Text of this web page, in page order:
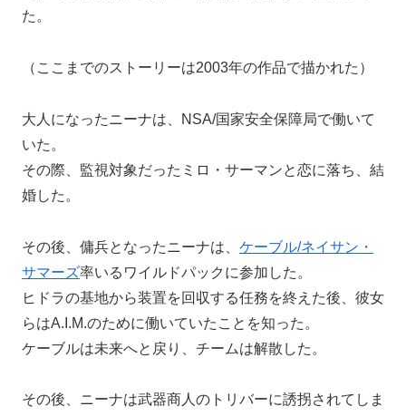
た。
（ここまでのストーリーは2003年の作品で描かれた）
大人になったニーナは、NSA/国家安全保障局で働いて
いた。
その際、監視対象だったミロ・サーマンと恋に落ち、結
婚した。
その後、傭兵となったニーナは、 ケーブル/ネイサン・
サマーズ率いるワイルドパックに参加した。
ヒドラの基地から装置を回収する任務を終えた後、彼女
らはA.I.M.のために働いていたことを知った。
ケーブルは未来へと戻り、チームは解散した。
その後、ニーナは武器商人のトリバーに誘拐されてしま